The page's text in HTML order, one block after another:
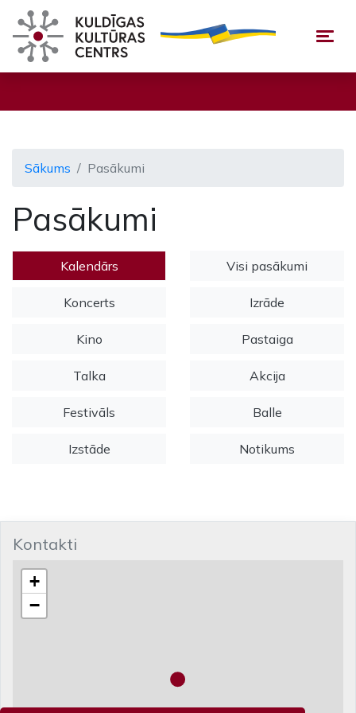
Sākums Pasākumi
Pasākumi
Kalendārs Visi pasākumi
Koncerts Izrāde
Kino Pastaiga
Talka Akcija
Festivāls Balle
Izstāde Notikums
Kontakti
+
−